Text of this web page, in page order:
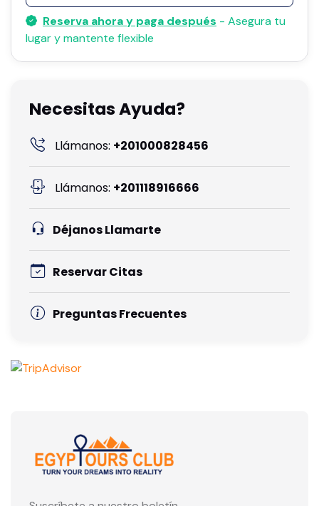
Reserva ahora y paga después - Asegura tu
lugar y mantente flexible
Necesitas Ayuda?
Llámanos: +201000828456
Llámanos: +201118916666
Déjanos Llamarte
Reservar Citas
Preguntas Frecuentes